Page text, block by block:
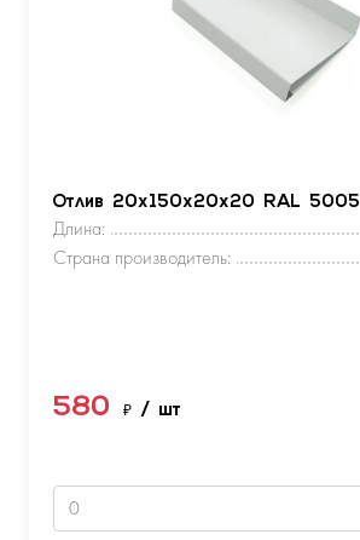
Отлив 20х150х20х20 RAL 5005
Длина:
Страна производитель:
580 ₽ / шт